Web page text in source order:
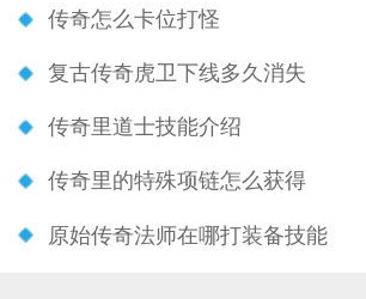
传奇怎么卡位打怪
复古传奇虎卫下线多久消失
传奇里道士技能介绍
传奇里的特殊项链怎么获得
原始传奇法师在哪打装备技能